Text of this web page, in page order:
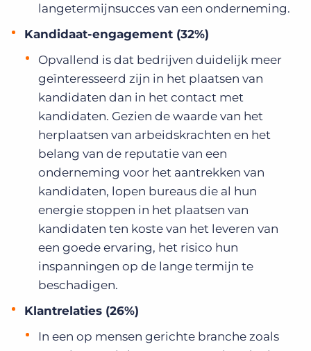
langetermijnsucces van een onderneming.
Kandidaat-engagement (32%)
Opvallend is dat bedrijven duidelijk meer
geïnteresseerd zijn in het plaatsen van
kandidaten dan in het contact met
kandidaten. Gezien de waarde van het
herplaatsen van arbeidskrachten en het
belang van de reputatie van een
onderneming voor het aantrekken van
kandidaten, lopen bureaus die al hun
energie stoppen in het plaatsen van
kandidaten ten koste van het leveren van
een goede ervaring, het risico hun
inspanningen op de lange termijn te
beschadigen.
Klantrelaties (26%)
In een op mensen gerichte branche zoals